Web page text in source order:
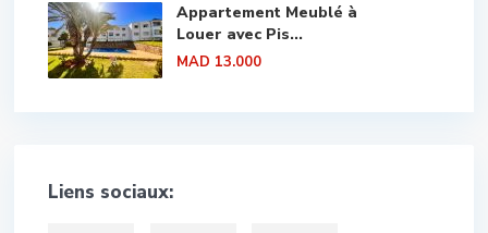
Appartement Meublé à
Louer avec Pis...
MAD 13.000
Liens sociaux: